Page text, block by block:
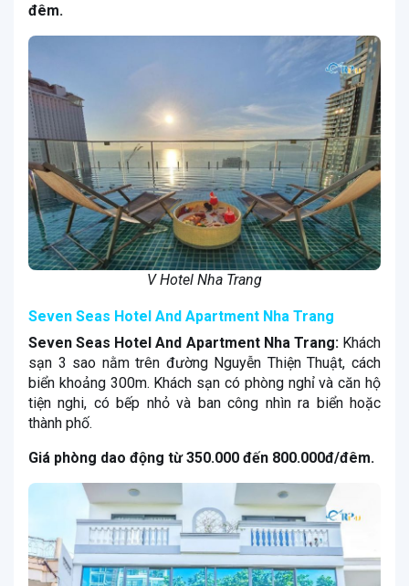
đêm.
V Hotel Nha Trang
Seven Seas Hotel And Apartment Nha Trang
Seven Seas Hotel And Apartment Nha Trang:Khách
sạn 3 sao nằm trên đường Nguyễn Thiện Thuật, cách
biển khoảng 300m. Khách sạn có phòng nghỉ và căn hộ
tiện nghi, có bếp nhỏ và ban công nhìn ra biển hoặc
thành phố.
Giá phòng dao động từ 350.000 đến 800.000đ/đêm.